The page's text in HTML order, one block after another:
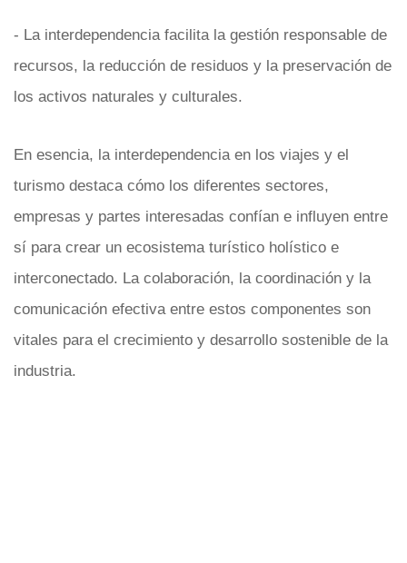
- La interdependencia facilita la gestión responsable de
recursos, la reducción de residuos y la preservación de
los activos naturales y culturales.
En esencia, la interdependencia en los viajes y el
turismo destaca cómo los diferentes sectores,
empresas y partes interesadas confían e influyen entre
sí para crear un ecosistema turístico holístico e
interconectado. La colaboración, la coordinación y la
comunicación efectiva entre estos componentes son
vitales para el crecimiento y desarrollo sostenible de la
industria.